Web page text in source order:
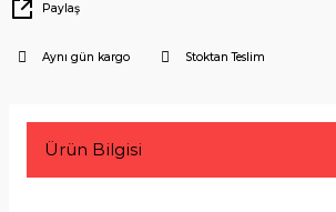
Paylaş
Aynı gün kargo Stoktan Teslim
Ürün Bilgisi